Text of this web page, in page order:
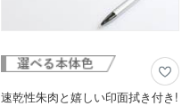
速乾性朱肉と嬉しい印面拭き付き!